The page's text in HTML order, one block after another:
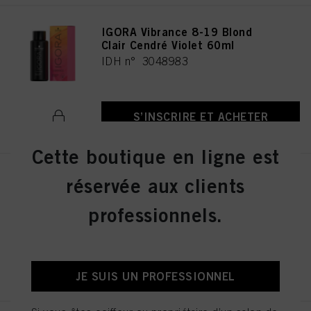
IGORA Vibrance 8-19 Blond
Clair Cendré Violet 60ml
IDH n° 3048983
S’INSCRIRE ET ACHETER
IGORA Vibrance 5-21 Châtain
Clair Fumé Cendré 60 ml
IDH n° 3048478
S’INSCRIRE ET ACHETER
Cette boutique en ligne est
réservée aux clients
professionnels.
JE SUIS UN PROFESSIONNEL